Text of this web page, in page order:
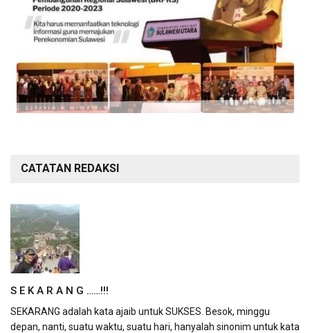
CATATAN REDAKSI
S E K A R A N G ……!!!
SEKARANG adalah kata ajaib untuk SUKSES. Besok, minggu
depan, nanti, suatu waktu, suatu hari, hanyalah sinonim untuk kata